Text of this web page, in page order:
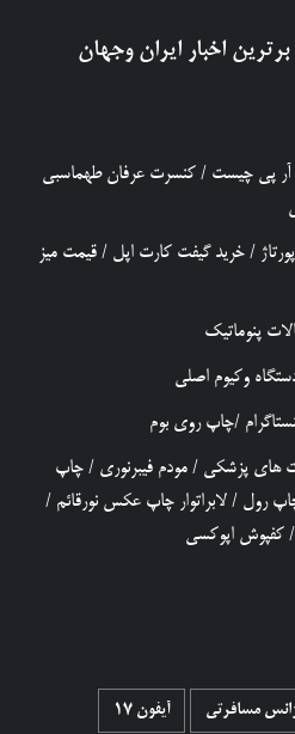
برترین اخبار ایران وجهان
پی چیست / کنسرت عرفان طهماسبی
/ خرید گیفت کارت اپل / قیمت میز
پنوماتیک
وکیوم اصلی
/چاپ روی بوم
های پزشکی / مودم فیبرنوری / چاپ
رول / لابراتوار چاپ عکس نورقائم /
/ کفپوش اپوکسی
مسافرتی آیفون 17